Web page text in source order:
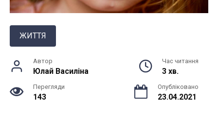
ЖИТТЯ
Автор
Юлай Василiна
Час читання
3 хв.
Перегляди
143
Опубліковано
23.04.2021